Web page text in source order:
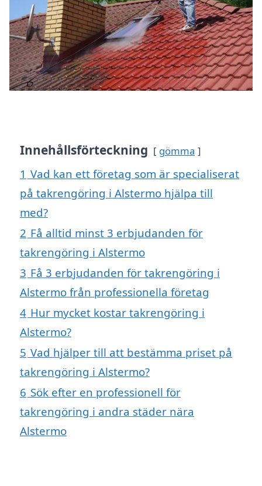
Innehållsförteckning gömma
1 Vad kan ett företag som är specialiserat
på takrengöring i Alstermo hjälpa till
med?
2 Få alltid minst 3 erbjudanden för
takrengöring i Alstermo
3 Få 3 erbjudanden för takrengöring i
Alstermo från professionella företag
4 Hur mycket kostar takrengöring i
Alstermo?
5 Vad hjälper till att bestämma priset på
takrengöring i Alstermo?
6 Sök efter en professionell för
takrengöring i andra städer nära
Alstermo